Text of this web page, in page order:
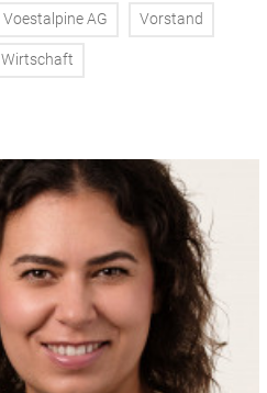
Voestalpine AG Vorstand
Wirtschaft